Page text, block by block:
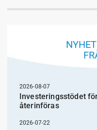
2026-08-07
Investeringsstödet
återinföras
2026-07-22